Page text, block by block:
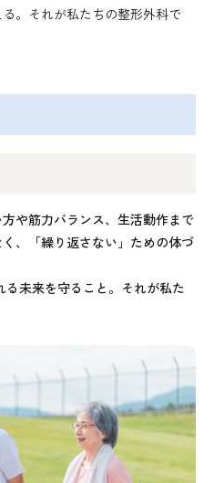
。それが私たちの整形外科で
や筋力バランス、生活動作まで
、「繰り返さない」ための体づ
未来を守ること。それが私た